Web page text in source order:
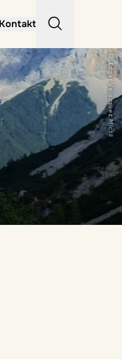
Kontakt
© Edgar Velazquez Mictil